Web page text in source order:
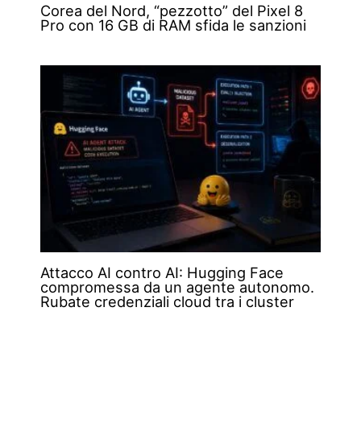
Corea del Nord, “pezzotto” del Pixel 8
Pro con 16 GB di RAM sfida le sanzioni
Attacco AI contro AI: Hugging Face
compromessa da un agente autonomo.
Rubate credenziali cloud tra i cluster